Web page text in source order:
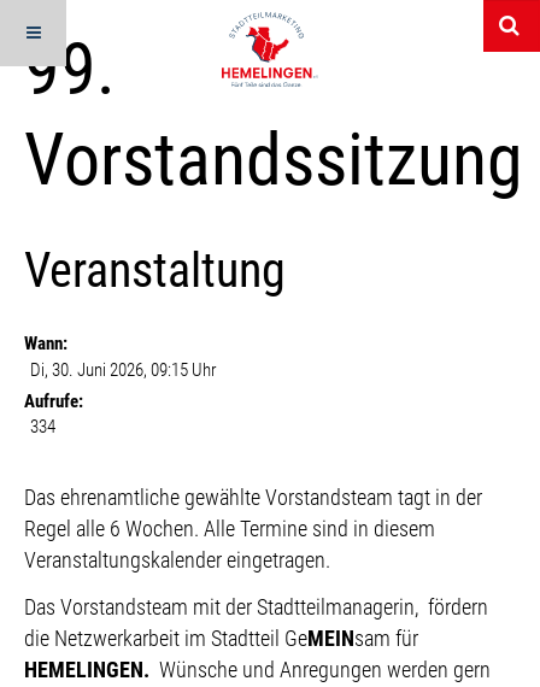
99.
Vorstandssitzung
Veranstaltung
Wann:
Di, 30. Juni 2026, 09:15 Uhr
Aufrufe:
334
Das ehrenamtliche gewählte Vorstandsteam tagt in der
Regel alle 6 Wochen. Alle Termine sind in diesem
Veranstaltungskalender eingetragen.
Das Vorstandsteam mit der Stadtteilmanagerin, fördern
die Netzwerkarbeit im Stadtteil GeMEIN sam für
HEMELINGEN. Wünsche und Anregungen werden gern